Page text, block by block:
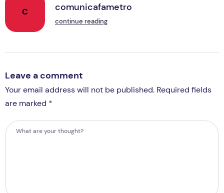
C comunicafametro
continue reading
Leave a comment
Your email address will not be published. Required fields
are marked *